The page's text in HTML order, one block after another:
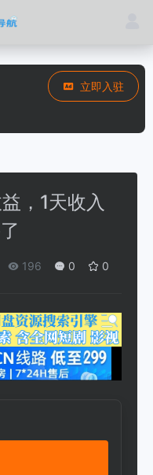
立即入驻
，1天收入
196 0 0